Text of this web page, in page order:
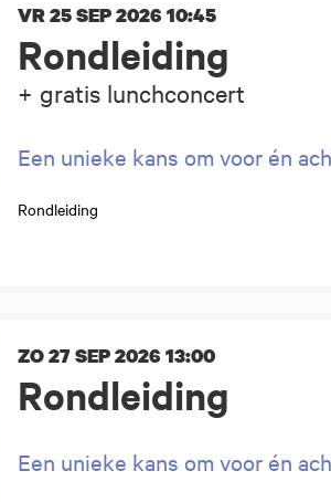
Rondleiding
+ gratis lunchconcert
VR 25 SEP 2026 10:45
Een unieke kans om voor én
Rondleiding
Rondleiding
ZO 27 SEP 2026 13:00
Een unieke kans om voor én